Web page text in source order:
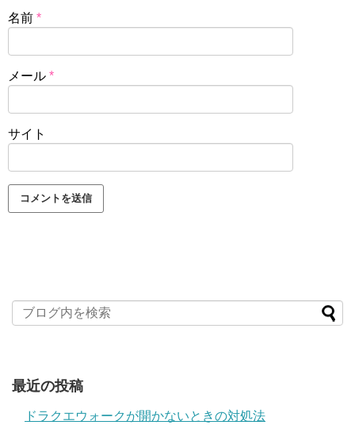
名前 *
メール *
サイト
最近の投稿
ドラクエウォークが開かないときの対処法